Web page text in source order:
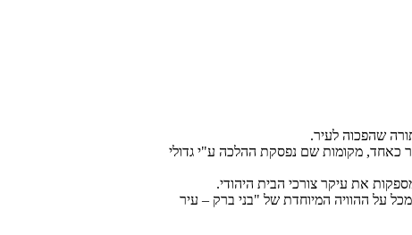
שהפכוה לעיר.
כאחד, מקומות שם נפסקת ההלכה ע"י גדולי
את עיקר צורכי הבית היהודי.
על ההוויה המיוחדת של "בני ברק – עיר